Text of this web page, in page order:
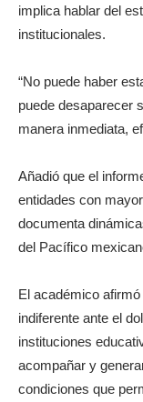
implica hablar del
institucionales.
“No puede haber
puede desaparecer
manera inmediata,
Añadió que el
entidades con
documenta
del Pacífico
El académico
indiferente ante el
instituciones
acompañar y
condiciones que